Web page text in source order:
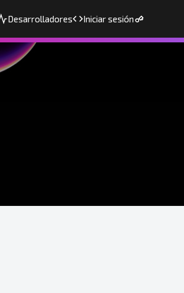
Desarrolladores Iniciar sesión